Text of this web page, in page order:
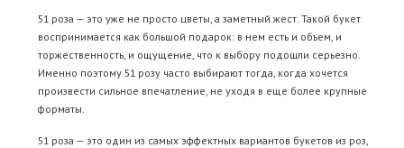
51 роза — это уже не просто цветы, а заметный жест. Такой букет
воспринимается как большой подарок: в нем есть и объем, и
торжественность, и ощущение, что к выбору подошли серьезно.
Именно поэтому 51 розу часто выбирают тогда, когда хочется
произвести сильное впечатление, не уходя в еще более крупные
форматы.
51 роза — это один из самых эффектных вариантов букетов из роз,